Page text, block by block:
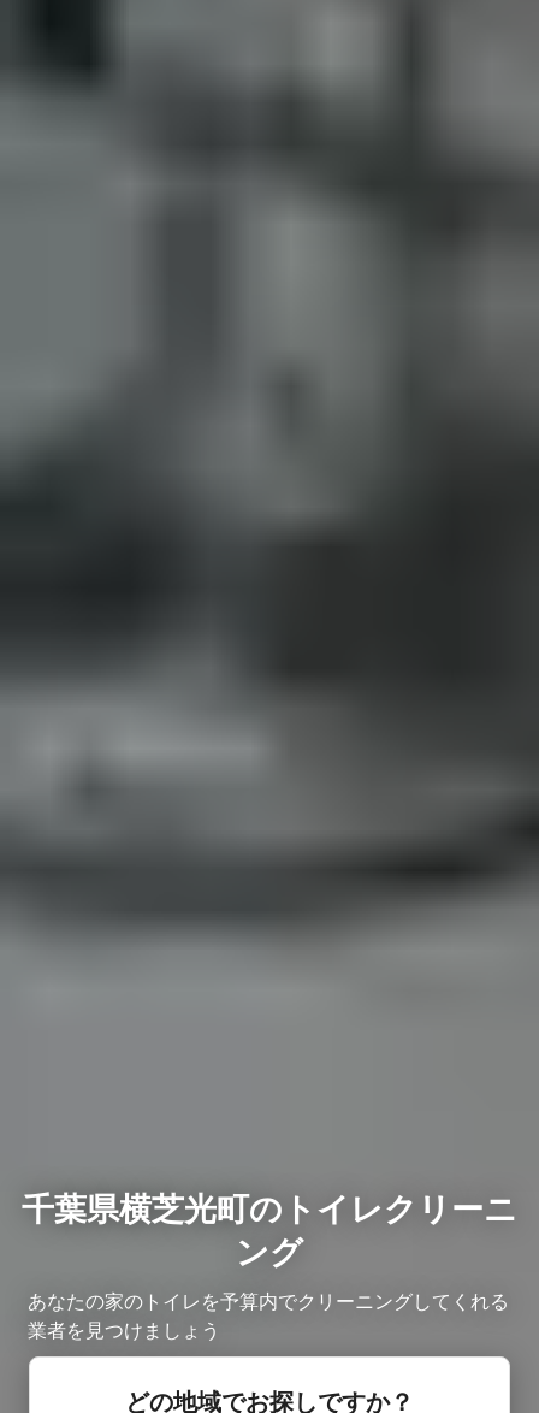
千葉県横芝光町のトイレクリーニ
ング
あなたの家のトイレを予算内でクリーニングしてくれる
業者を見つけましょう
どの地域でお探しですか？